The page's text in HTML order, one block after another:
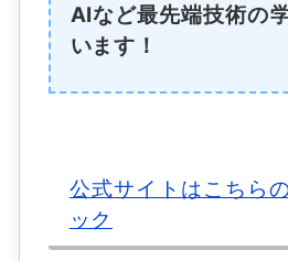
AIなど最先端技術の
います！
公式サイトはこちら
ック